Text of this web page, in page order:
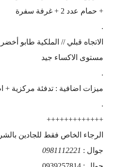
+ حمام عدد 2 + غرفة سفرة
.
الاتجاه قبلي // الملكية طابو
مستوى الاكساء جيد
.
ميزات اضافية : تدفئة مركزية +
.
+++++++++++++
الرجاء الخاص فقط للجادين
جوال : 0981112221